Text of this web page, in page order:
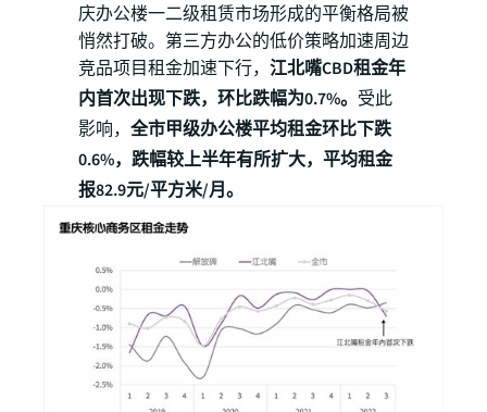
庆办公楼一二级租赁市场形成的平衡格局被
悄然打破。第三方办公的低价策略加速周边
竞品项目租金加速下行， 江北嘴CBD租金年
内首次出现下跌，环比跌幅为0.7%。 受此
影响， 全市甲级办公楼平均租金环比下跌
0.6%，跌幅较上半年有所扩大，平均租金
报82.9元/平方米/月。